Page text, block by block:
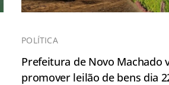
POLÍTICA
Prefeitura de Novo Machado
promover leilão de bens dia